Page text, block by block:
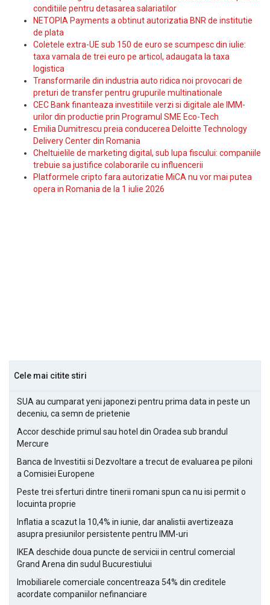
conditiile pentru detasarea salariatilor
NETOPIA Payments a obtinut autorizatia BNR de institutie
de plata
Coletele extra-UE sub 150 de euro se scumpesc din iulie:
taxa vamala de trei euro pe articol, adaugata la taxa
logistica
Transformarile din industria auto ridica noi provocari de
preturi de transfer pentru grupurile multinationale
CEC Bank finanteaza investitiile verzi si digitale ale IMM-
urilor din productie prin Programul SME Eco-Tech
Emilia Dumitrescu preia conducerea Deloitte Technology
Delivery Center din Romania
Cheltuielile de marketing digital, sub lupa fiscului: companiile
trebuie sa justifice colaborarile cu influencerii
Platformele cripto fara autorizatie MiCA nu vor mai putea
opera in Romania de la 1 iulie 2026
Cele mai citite stiri
SUA au cumparat yeni japonezi pentru prima data in peste un
deceniu, ca semn de prietenie
Accor deschide primul sau hotel din Oradea sub brandul
Mercure
Banca de Investitii si Dezvoltare a trecut de evaluarea pe piloni
a Comisiei Europene
Peste trei sferturi dintre tinerii romani spun ca nu isi permit o
locuinta proprie
Inflatia a scazut la 10,4% in iunie, dar analistii avertizeaza
asupra presiunilor persistente pentru IMM-uri
IKEA deschide doua puncte de servicii in centrul comercial
Grand Arena din sudul Bucurestiului
Imobiliarele comerciale concentreaza 54% din creditele
acordate companiilor nefinanciare